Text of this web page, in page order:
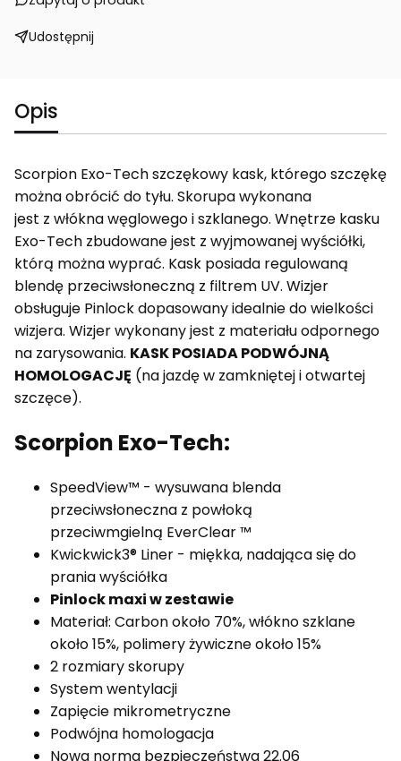
Udostępnij
Opis
Scorpion Exo-Tech szczękowy kask, którego szczękę
można obrócić do tyłu. Skorupa wykonana
jest z włókna węglowego i szklanego. Wnętrze kasku
Exo-Tech zbudowane jest z wyjmowanej wyściółki,
którą można wyprać. Kask posiada regulowaną
blendę przeciwsłoneczną z filtrem UV. Wizjer
obsługuje Pinlock dopasowany idealnie do wielkości
wizjera. Wizjer wykonany jest z materiału odpornego
na zarysowania. KASK POSIADA PODWÓJNĄ
HOMOLOGACJĘ (na jazdę w zamkniętej i otwartej
szczęce).
Scorpion Exo-Tech:
SpeedView™ - wysuwana blenda
przeciwsłoneczna z powłoką
przeciwmgielną EverClear ™
Kwickwick3® Liner - miękka, nadająca się do
prania wyściółka
Pinlock maxi w zestawie
Materiał: Carbon około 70%, włókno szklane
około 15%, polimery żywiczne około 15%
2 rozmiary skorupy
System wentylacji
Zapięcie mikrometryczne
Podwójna homologacja
Nowa norma bezpieczeństwa 22.06